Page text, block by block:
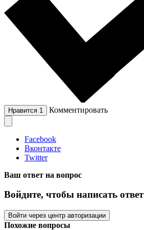
Нравится 1 Комментировать
Facebook
Вконтакте
Twitter
Ваш ответ на вопрос
Войдите, чтобы написать ответ
Войти через центр авторизации
Похожие вопросы